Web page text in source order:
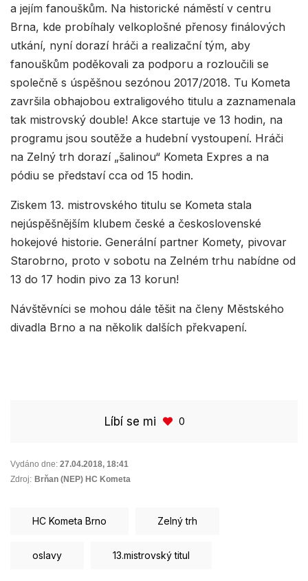
a jejím fanouškům. Na historické náměstí v centru
Brna, kde probíhaly velkoplošné přenosy finálových
utkání, nyní dorazí hráči a realizační tým, aby
fanouškům poděkovali za podporu a rozloučili se
společně s úspěšnou sezónou 2017/2018. Tu Kometa
završila obhajobou extraligového titulu a zaznamenala
tak mistrovský double! Akce startuje ve 13 hodin, na
programu jsou soutěže a hudební vystoupení. Hráči
na Zelný trh dorazí „šalinou“ Kometa Expres a na
pódiu se představí cca od 15 hodin.
Ziskem 13. mistrovského titulu se Kometa stala
nejúspěšnějším klubem české a československé
hokejové historie. Generální partner Komety, pivovar
Starobrno, proto v sobotu na Zelném trhu nabídne od
13 do 17 hodin pivo za 13 korun!
Návštěvníci se mohou dále těšit na členy Městského
divadla Brno a na několik dalších překvapení.
Líbí se mi 0
Vydáno dne: 27.04.2018, 18:41
Zdroj: Brňan (NEP) HC Kometa
HC Kometa Brno Zelný trh
oslavy 13.mistrovský titul